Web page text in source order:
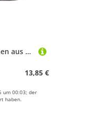
HAHAFU Federmäppchen aus PVC, transparent, für Schule, Büro, Reisen, Fitnessstudio, Zubehör, Organizer (komplett bedruckte Vorderseite)
13,85 €
um 00:03; der
haben.